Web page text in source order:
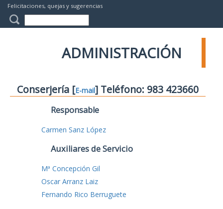
Felicitaciones, quejas y sugerencias
ADMINISTRACIÓN
Conserjería [E-mail] Teléfono: 983 423660
Responsable
Carmen Sanz López
Auxiliares de Servicio
Mª Concepción Gil
Oscar Arranz Laiz
Fernando Rico Berruguete